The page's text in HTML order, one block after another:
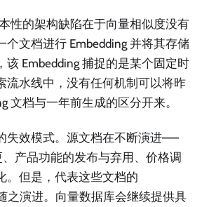
性的架构缺陷在于向量相似度没有
个文档进行 Embedding 并将其存储
该 Embedding 捕捉的是某个固定时
流水线中，没有任何机制可以将昨
文档与一年前生成的区分开来。
失效模式。源文档在不断演进——
产品功能的发布与弃用、价格调
。但是，代表这些文档的
之演进。向量数据库会继续提供具